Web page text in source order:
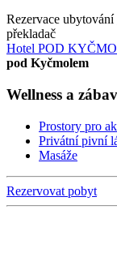
Rezervace ubytování
překladač
Hotel POD
pod Kyčmolem
Wellness a
Prostory pro
Privátní pivní
Masáže
Rezervovat pobyt